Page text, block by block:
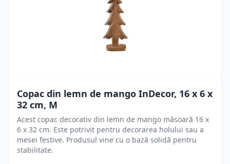
Copac din lemn de mango InDecor, 16 x 6 x
32 cm, M
Acest copac decorativ din lemn de mango măsoară 16 x
6 x 32 cm. Este potrivit pentru decorarea holului sau a
mesei festive. Produsul vine cu o bază solidă pentru
stabilitate.